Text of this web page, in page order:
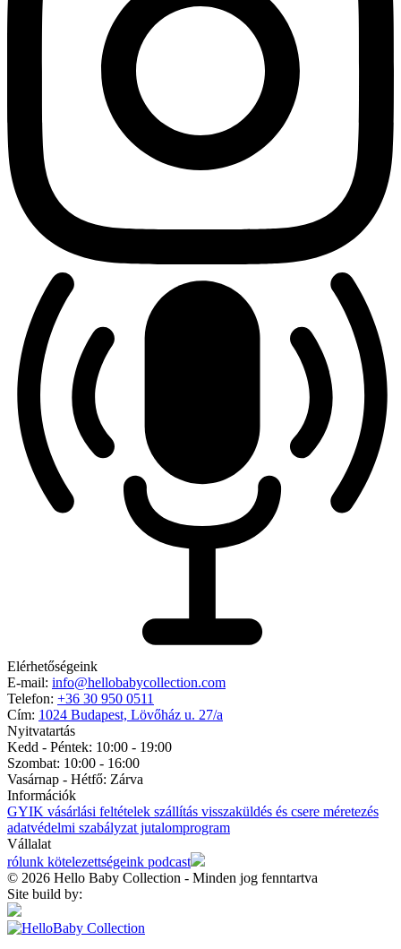
Elérhetőségeink
E-mail: info@hellobabycollection.com
Telefon: +36 30 950 0511
Cím: 1024 Budapest, Lövőház u. 27/a
Nyitvatartás
Kedd - Péntek: 10:00 - 19:00
Szombat: 10:00 - 16:00
Vasárnap - Hétfő: Zárva
Információk
GYIK vásárlási feltételek szállítás visszaküldés és csere méretezés
adatvédelmi szabályzat jutalomprogram
Vállalat
rólunk kötelezettségeink podcast
© 2026 Hello Baby Collection - Minden jog fenntartva
Site build by: